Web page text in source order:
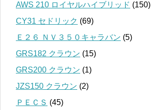
AWS 210 ロイヤルハイブリッド (150)
CY31 セドリック (69)
Ｅ２６ ＮＶ３５０キャラバン (5)
GRS182 クラウン (15)
GRS200 クラウン (1)
JZS150 クラウン (2)
ＰＥＣＳ (45)